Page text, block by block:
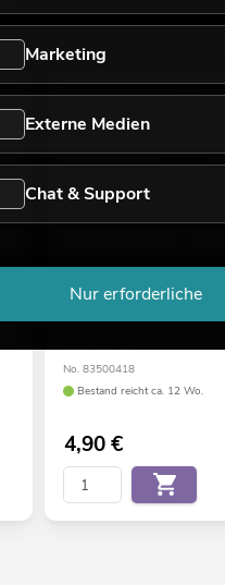
interessante Alternative,
anschauen!
No. 83500418
Bestand reicht ca. 12 Wo.
4,90€
Marketing
Externe Medien
Chat & Support
Nur erforderliche